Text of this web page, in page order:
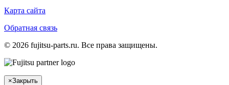
Карта сайта
Обратная связь
© 2026 fujitsu-parts.ru. Все права защищены.
×Закрыть